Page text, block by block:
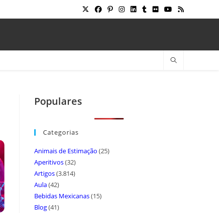
Populares
Categorias
Animais de Estimação (25)
Aperitivos(32)
Artigos(3.814)
Aula(42)
Bebidas Mexicanas(15)
Blog(41)